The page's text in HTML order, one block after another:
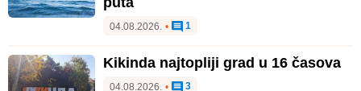
04.08.2026. • 1
Kikinda najtopliji grad u 16 časova
04.08.2026. • 3